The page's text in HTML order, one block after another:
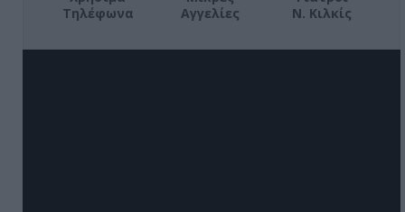
Τηλέφωνα
Αγγελίες
Ν. Κιλκίς